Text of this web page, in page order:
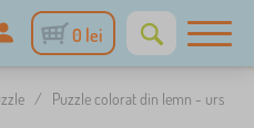
0 lei
/ Puzzle colorat din lemn - urs